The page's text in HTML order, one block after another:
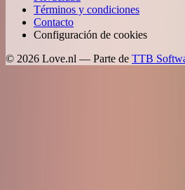
Términos y condiciones
Contacto
Configuración de cookies
© 2026 Love.nl — Parte de TTB